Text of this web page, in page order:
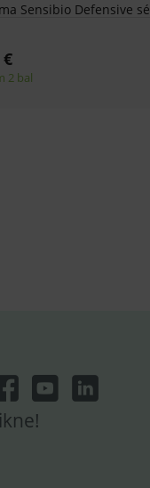
Sensibio Defensive
€
2 bal